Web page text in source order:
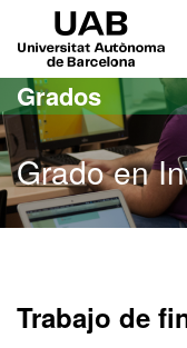
Acceso al contenido
Acceso a la navegación de
Grados
Grado en
Trabajo de